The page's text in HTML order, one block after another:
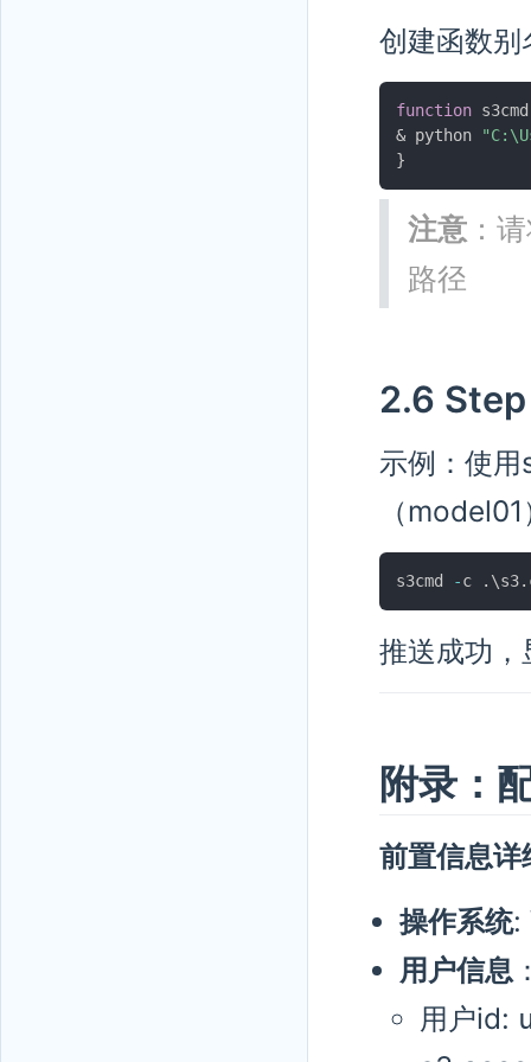
创建函数
function
& python
}
注意 ：
路径
2.6
示例：使
（
s3cmd -c . \s3.
推送成功，
附录：
前置信息详
操作系统:
用户信息
用户id: